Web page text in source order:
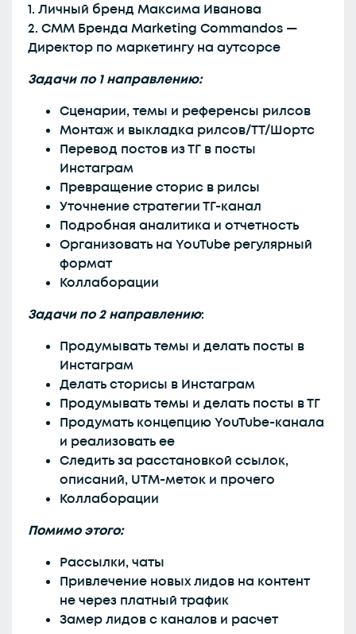
1. Личный бренд Максима Иванова
2. СММ Бренда Marketing Commandos —
Директор по маркетингу на аутсорсе
Задачи по 1 направлению:
Сценарии, темы и референсы рилсов
Монтаж и выкладка рилсов/ТТ/Шортс
Перевод постов из ТГ в посты
Инстаграм
Превращение сторис в рилсы
Уточнение стратегии ТГ-канал
Подробная аналитика и отчетность
Организовать на YouTube регулярный
формат
Коллаборации
Задачи по 2 направлению:
Продумывать темы и делать посты в
Инстаграм
Делать сторисы в Инстаграм
Продумывать темы и делать посты в ТГ
Продумать концепцию YouTube-канала
и реализовать ее
Следить за расстановкой ссылок,
описаний, UTM-меток и прочего
Коллаборации
Помимо этого:
Рассылки, чаты
Привлечение новых лидов на контент
не через платный трафик
Замер лидов с каналов и расчет